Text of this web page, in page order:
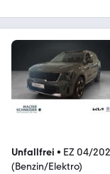
Unfallfrei • EZ 04/
(Benzin/Elektro)